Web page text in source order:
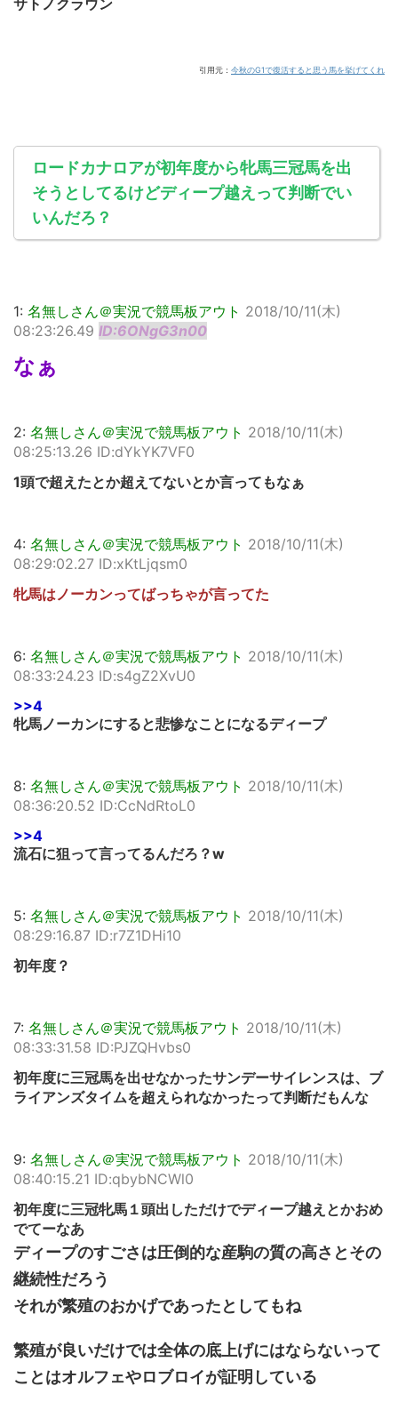
サトノクラウン
引用元： 今秋のG1で復活すると思う馬を挙げてくれ
ロードカナロアが初年度から牝馬三冠馬を出
そうとしてるけどディープ越えって判断でい
いんだろ？
1: 名無しさん＠実況で競馬板アウト 2018/10/11(木)
08:23:26.49 ID:6ONgG3n00
なぁ
2: 名無しさん＠実況で競馬板アウト 2018/10/11(木)
08:25:13.26 ID:dYkYK7VF0
1頭で超えたとか超えてないとか言ってもなぁ
4: 名無しさん＠実況で競馬板アウト 2018/10/11(木)
08:29:02.27 ID:xKtLjqsm0
牝馬はノーカンってばっちゃが言ってた
6: 名無しさん＠実況で競馬板アウト 2018/10/11(木)
08:33:24.23 ID:s4gZ2XvU0
>>4
牝馬ノーカンにすると悲惨なことになるディープ
8: 名無しさん＠実況で競馬板アウト 2018/10/11(木)
08:36:20.52 ID:CcNdRtoL0
>>4
流石に狙って言ってるんだろ？w
5: 名無しさん＠実況で競馬板アウト 2018/10/11(木)
08:29:16.87 ID:r7Z1DHi10
初年度？
7: 名無しさん＠実況で競馬板アウト 2018/10/11(木)
08:33:31.58 ID:PJZQHvbs0
初年度に三冠馬を出せなかったサンデーサイレンスは、ブ
ライアンズタイムを超えられなかったって判断だもんな
9: 名無しさん＠実況で競馬板アウト 2018/10/11(木)
08:40:15.21 ID:qbybNCWl0
初年度に三冠牝馬１頭出しただけでディープ越えとかおめ
でてーなあ
ディープのすごさは圧倒的な産駒の質の高さとその
継続性だろう
それが繁殖のおかげであったとしてもね
繁殖が良いだけでは全体の底上げにはならないって
ことはオルフェやロブロイが証明している